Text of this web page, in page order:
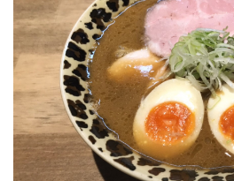
ランチ その他
その他
その他
その他